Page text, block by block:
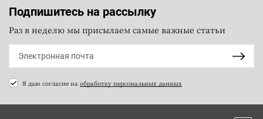
Подпишитесь на рассылку
Раз в неделю мы присылаем самые важные статьи
Я даю согласие на обработку персональных данных